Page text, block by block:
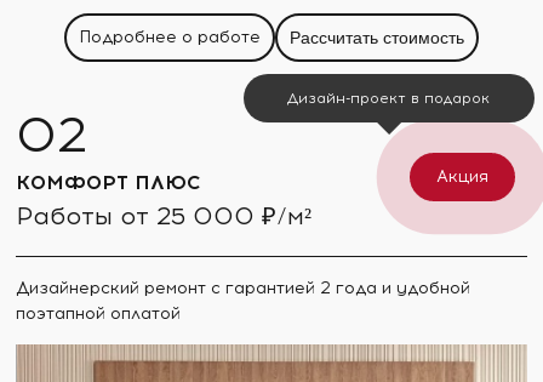
Подробнее о работе Рассчитать стоимость
КОМФОРТ ПЛЮС
Работы от 25 000 ₽/м²
Дизайнерский ремонт с гарантией 2 года и удобной
поэтапной оплатой
Акция
Дизайн-проект в подарок